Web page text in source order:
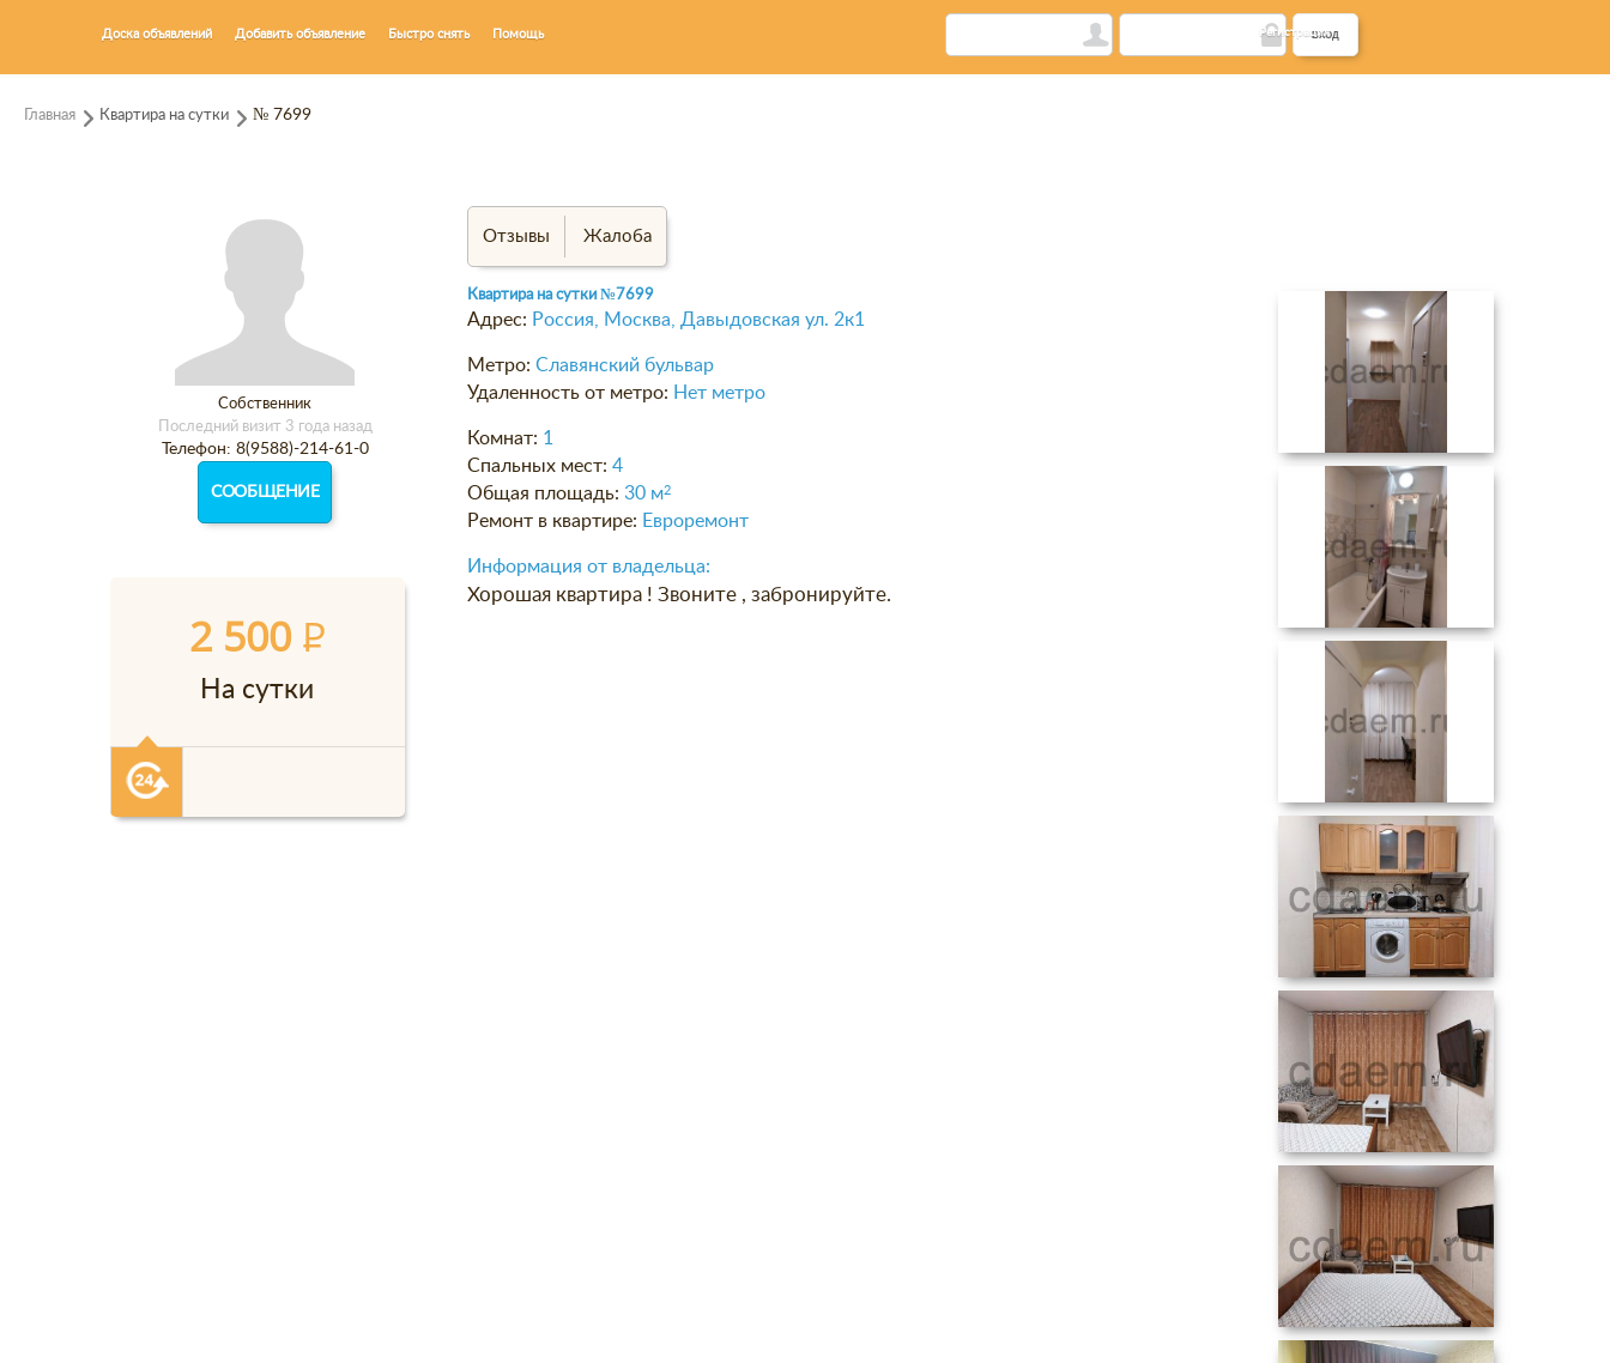
Доска объявлений Добавить объявление Быстро снять Помощь Регистрация
Главная Квартира на сутки № 7699
Собственник
Последний визит 3 года назад
Телефон: 8(9588)-214-61-0
СООБЩЕНИЕ
2 500P
На сутки
Отзывы Жалоба
Квартира на сутки №7699
Адрес: Россия, Москва, Давыдовская ул. 2к1
Метро: Славянский бульвар
Удаленность от метро: Нет метро
Комнат: 1
Спальных мест: 4
Общая площадь: 30 м2
Ремонт в квартире: Евроремонт
Информация от владельца:
Хорошая квартира ! Звоните , забронируйте.